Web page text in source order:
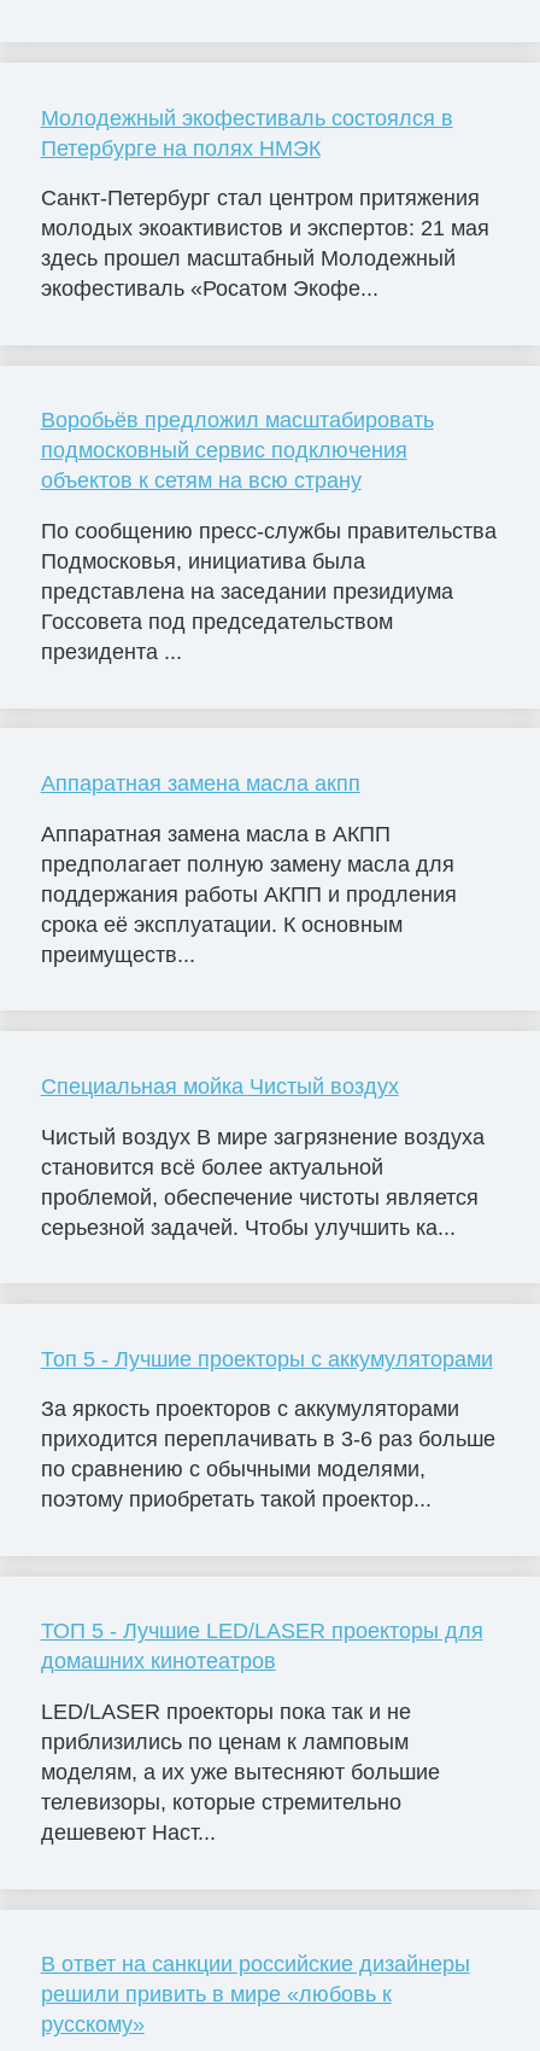
Молодежный экофестиваль состоялся в
Петербурге на полях НМЭК
Санкт-Петербург стал центром притяжения
молодых экоактивистов и экспертов: 21 мая
здесь прошел масштабный Молодежный
экофестиваль «Росатом Экофе...
Воробьёв предложил масштабировать
подмосковный сервис подключения
объектов к сетям на всю страну
По сообщению пресс-службы правительства
Подмосковья, инициатива была
представлена на заседании президиума
Госсовета под председательством
президента ...
Аппаратная замена масла акпп
Аппаратная замена масла в АКПП
предполагает полную замену масла для
поддержания работы АКПП и продления
срока её эксплуатации. К основным
преимуществ...
Специальная мойка Чистый воздух
Чистый воздух В мире загрязнение воздуха
становится всё более актуальной
проблемой, обеспечение чистоты является
серьезной задачей. Чтобы улучшить ка...
Топ 5 - Лучшие проекторы с аккумуляторами
За яркость проекторов с аккумуляторами
приходится переплачивать в 3-6 раз больше
по сравнению с обычными моделями,
поэтому приобретать такой проектор...
ТОП 5 - Лучшие LED/LASER проекторы для
домашних кинотеатров
LED/LASER проекторы пока так и не
приблизились по ценам к ламповым
моделям, а их уже вытесняют большие
телевизоры, которые стремительно
дешевеют Наст...
В ответ на санкции российские дизайнеры
решили привить в мире «любовь к
русскому»